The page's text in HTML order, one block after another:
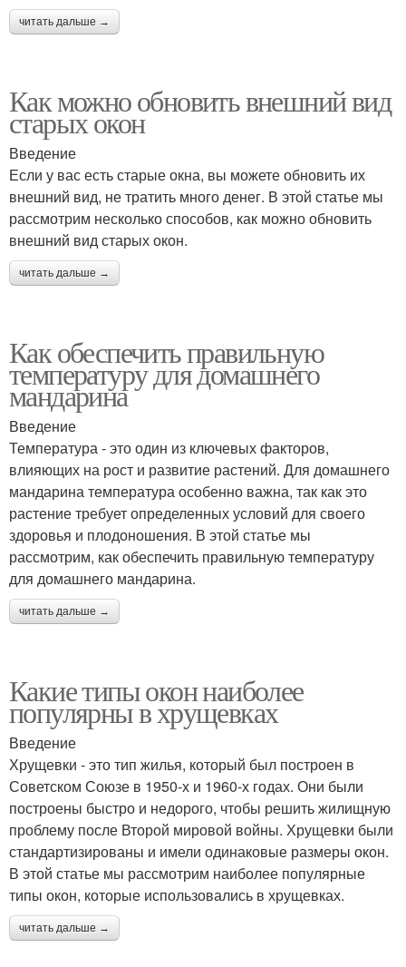
читать дальше →
Как можно обновить внешний вид
старых окон
Введение
Если у вас есть старые окна, вы можете обновить их
внешний вид, не тратить много денег. В этой статье мы
рассмотрим несколько способов, как можно обновить
внешний вид старых окон.
читать дальше →
Как обеспечить правильную
температуру для домашнего
мандарина
Введение
Температура - это один из ключевых факторов,
влияющих на рост и развитие растений. Для домашнего
мандарина температура особенно важна, так как это
растение требует определенных условий для своего
здоровья и плодоношения. В этой статье мы
рассмотрим, как обеспечить правильную температуру
для домашнего мандарина.
читать дальше →
Какие типы окон наиболее
популярны в хрущевках
Введение
Хрущевки - это тип жилья, который был построен в
Советском Союзе в 1950-х и 1960-х годах. Они были
построены быстро и недорого, чтобы решить жилищную
проблему после Второй мировой войны. Хрущевки были
стандартизированы и имели одинаковые размеры окон.
В этой статье мы рассмотрим наиболее популярные
типы окон, которые использовались в хрущевках.
читать дальше →